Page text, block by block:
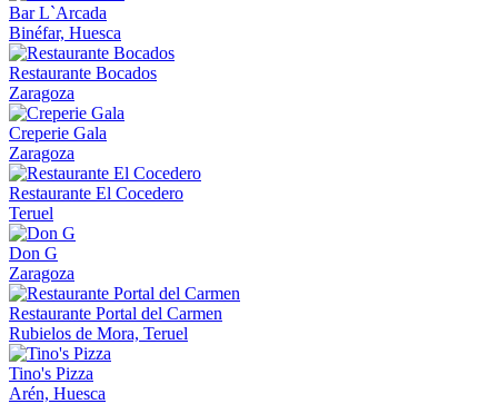
Bar L`Arcada
Binéfar, Huesca
Restaurante Bocados
Zaragoza
Creperie Gala
Zaragoza
Restaurante El Cocedero
Teruel
Don G
Zaragoza
Restaurante Portal del Carmen
Rubielos de Mora, Teruel
Tino's Pizza
Arén, Huesca